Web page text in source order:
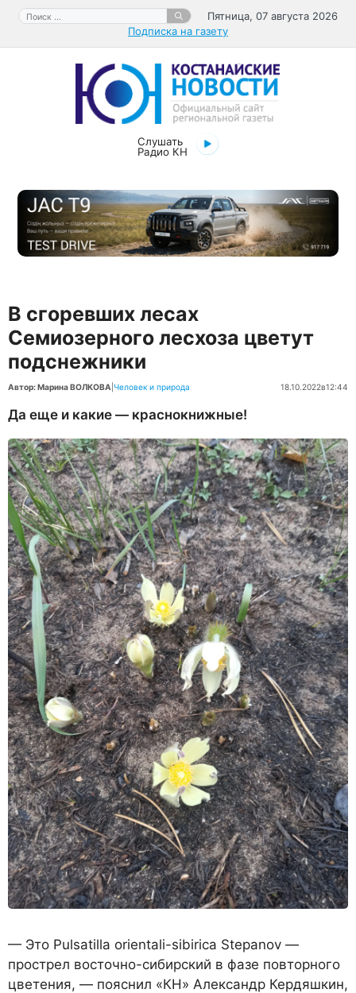
Перейти
содержимому
Поиск:
Пятница, 07 августа 2026
Подписка на газету
Слушать
Радио КН
В сгоревших лесах
Семиозерного лесхоза цветут
подснежники
Автор: Марина ВОЛКОВА Человек и природа 18.10.2022в12:44
Да еще и какие — краснокнижные!
— Это Pulsatilla orientali-sibirica Stepanov —
прострел восточно-сибирский в фазе повторного
цветения, — пояснил «КН» Александр Кердяшкин,